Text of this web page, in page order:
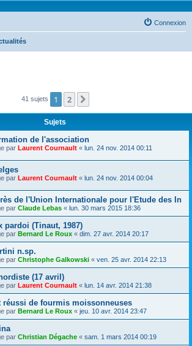
Connexion
41 sujets 1 2
Sujets
de l'association
par Laurent Cournault « lun. 24 nov. 2014 00:11
par Laurent Cournault « lun. 24 nov. 2014 00:04
de l'Union Internationale pour l'Etude des In
par Claude Lebas « lun. 30 mars 2015 18:36
pardoi (Tinaut, 1987)
par Bernard Le Roux « dim. 27 avr. 2014 20:17
n.sp.
par Christophe Galkowski « ven. 25 avr. 2014 22:13
(17 avril)
par Laurent Cournault « lun. 14 avr. 2014 21:38
réussi de fourmis moissonneuses
par Bernard Le Roux « jeu. 10 avr. 2014 23:47
par Christian Dégache « sam. 1 mars 2014 00:19